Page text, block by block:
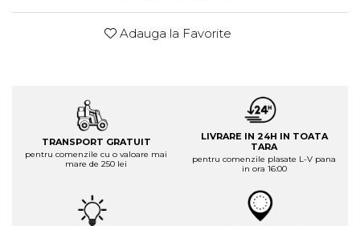
Adauga la Favorite
TRANSPORT GRATUIT
pentru comenzile cu o valoare mai
mare de 250 lei
LIVRARE IN 24H IN TOATA
TARA
pentru comenzile plasate L-V pana
in ora 16:00